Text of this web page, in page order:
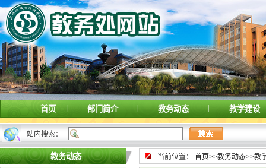
首页 | 部门简介 教务动态 教学建设
站内搜索：
教务动态 当前位置： 首页>>教务动态>>教